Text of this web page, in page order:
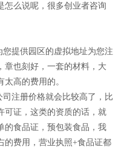
怎么说呢，很多创业者咨询
提供园区的虚拟地址为您注
章也刻好，一套的材料，大
高的费用的。
注册价格就会比较高了，比
可证，这类的资质的话，就
的食品证，预包装食品，我
的费用，营业执照+食品证都